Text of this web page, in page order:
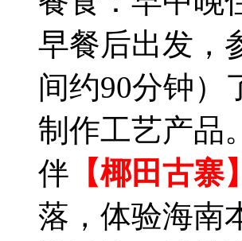
早餐后出发，
间约90分钟）
制作工艺产品
伴 【椰田古寨】
落，体验海南